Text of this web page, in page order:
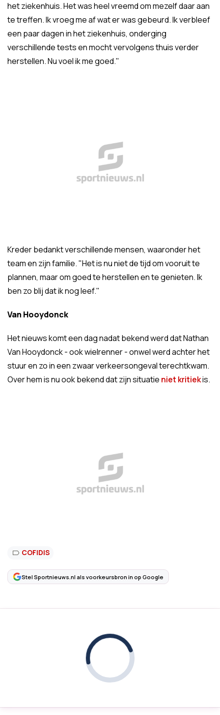
het ziekenhuis. Het was heel vreemd om mezelf daar aan
te treffen. Ik vroeg me af wat er was gebeurd. Ik verbleef
een paar dagen in het ziekenhuis, onderging
verschillende tests en mocht vervolgens thuis verder
herstellen. Nu voel ik me goed."
Kreder bedankt verschillende mensen, waaronder het
team en zijn familie. "Het is nu niet de tijd om vooruit te
plannen, maar om goed te herstellen en te genieten. Ik
ben zo blij dat ik nog leef."
Van Hooydonck
Het nieuws komt een dag nadat bekend werd dat Nathan
Van Hooydonck - ook wielrenner - onwel werd achter het
stuur en zo in een zwaar verkeersongeval terechtkwam.
Over hem is nu ook bekend dat zijn situatie niet kritiekis.
COFIDIS
Stel Sportnieuws.nl als voorkeursbron in op Google